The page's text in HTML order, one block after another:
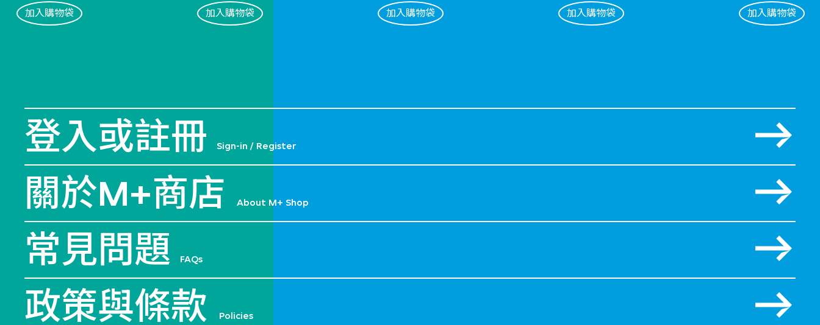
加入購物袋 加入購物袋 加入購物袋 加入購物袋 加入購物袋
登入或註冊 Sign-in / Register
關於M+商店 About M+ Shop
常見問題 FAQs
政策與條款 Policies